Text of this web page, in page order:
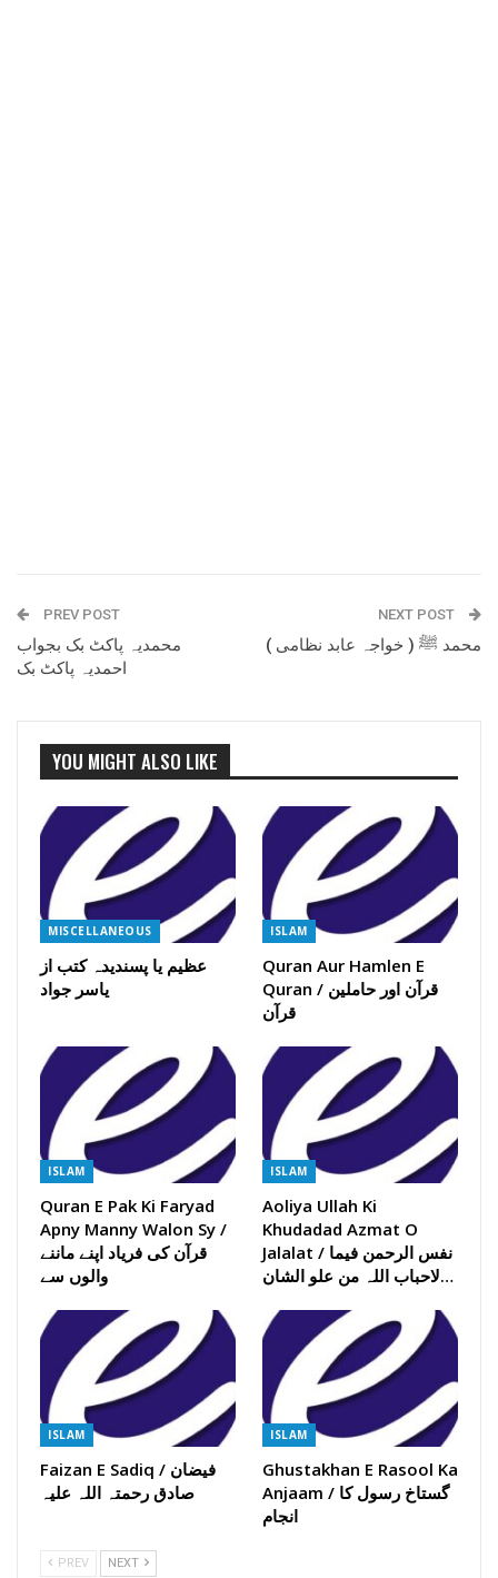
PREV POST
محمدیہ پاکٹ بک بجواب
احمدیہ پاکٹ بک
NEXT POST
محمد ﷺ ( خواجہ عابد نظامی )
YOU MIGHT ALSO LIKE
MISCELLANEOUS
عظیم یا پسندیدہ کتب از
یاسر جواد
ISLAM
Quran Aur Hamlen E
Quran / قرآن اور حاملین
قرآن
ISLAM
Quran E Pak Ki Faryad
Apny Manny Walon Sy /
قرآن کی فریاد اپنے ماننے
والوں سے
ISLAM
Aoliya Ullah Ki
Khudadad Azmat O
Jalalat / نفس الرحمن فیما
لاحباب اللہ من علو الشان…
ISLAM
Faizan E Sadiq / فیضان
صادق رحمتہ اللہ علیہ
ISLAM
Ghustakhan E Rasool Ka
Anjaam / گستاخ رسول کا
انجام
PREV NEXT